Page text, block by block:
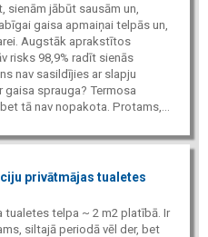
jābūt sausām un,
gaisa apmaiņai telpās un,
Augstāk aprakstītos
risks 98,9% radīt sienās
nav sasildījies ar slapju
gaisa sprauga? Termosa
tā nav nopakota. Protams,...
privātmājas tualetes
tualetes telpa ~ 2 m2 platībā. Ir
siltajā periodā vēl der, bet